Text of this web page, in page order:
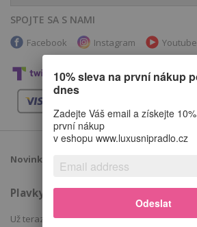
SPOJTE SA S NAMI
Facebook Instagram Youtube
Novinky
Plavky
Už teraz pre Vás máme ponukuplavky
10% sleva na první nákup
dnes
Zadejte Váš email a získejte
první nákup
v eshopu www.luxusnipradlo.cz
Odeslat